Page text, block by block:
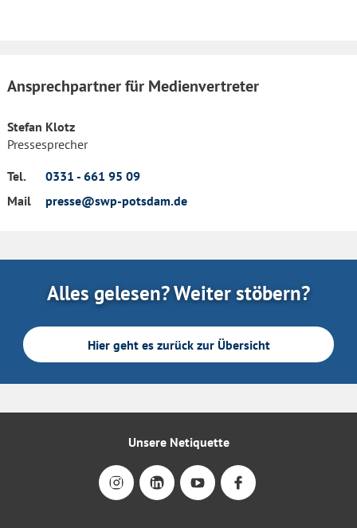
Ansprechpartner für Medienvertreter
Stefan Klotz
Pressesprecher
Tel.
0331 - 661 95 09
Mail
presse@swp-potsdam.de
Alles gelesen? Weiter stöbern?
Hier geht es zurück zur Übersicht
Unsere Netiquette